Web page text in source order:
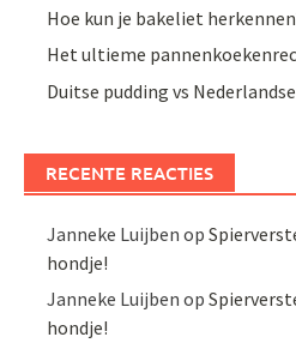
Hoe kun je bakeliet
Het ultieme
Duitse pudding vs
RECENTE REACTIES
Janneke Luijben op
hondje!
Janneke Luijben op
hondje!